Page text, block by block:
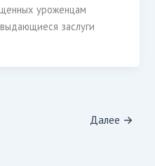
уроженцам
заслуги
Далее →